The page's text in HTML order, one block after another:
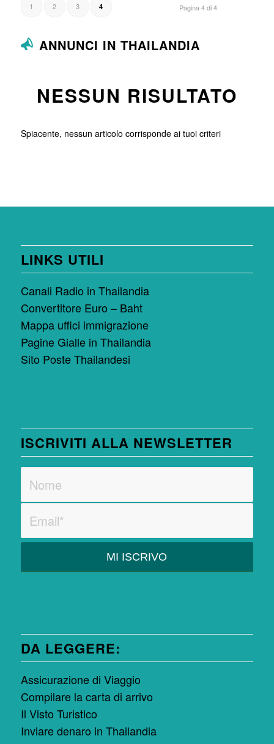
Pagina 4 di 4
1 2 3 4
ANNUNCI IN THAILANDIA
NESSUN RISULTATO
Spiacente, nessun articolo corrisponde ai tuoi criteri
LINKS UTILI
Canali Radio in Thailandia
Convertitore Euro – Baht
Mappa uffici immigrazione
Pagine Gialle in Thailandia
Sito Poste Thailandesi
ISCRIVITI ALLA NEWSLETTER
DA LEGGERE:
Assicurazione di Viaggio
Compilare la carta di arrivo
Il Visto Turistico
Inviare denaro in Thailandia